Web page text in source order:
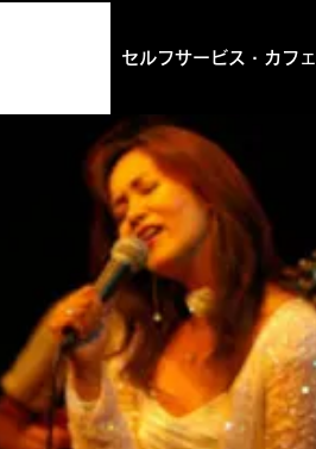
セルフサービス・カフェ